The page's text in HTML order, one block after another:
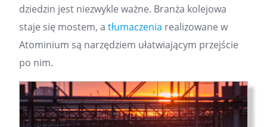
dziedzin jest niezwykle ważne. Branża kolejowa
staje się mostem, a tłumaczenia realizowane w
Atominium są narzędziem ułatwiającym przejście
po nim.